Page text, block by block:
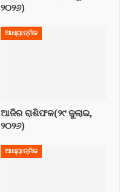
୨୦୨୬)
ଆଧ୍ୟାତ୍ମିକ
ଆଜିର ରାଶିଫଳ(୨୯ ଜୁଲାଇ,
୨୦୨୬)
ଆଧ୍ୟାତ୍ମିକ